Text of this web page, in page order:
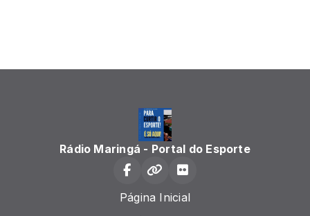
Rádio Maringá - Portal do Esporte
Página Inicial